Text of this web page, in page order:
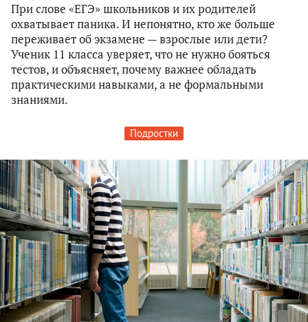
При слове «ЕГЭ» школьников и их родителей
охватывает паника. И непонятно, кто же больше
переживает об экзамене — взрослые или дети?
Ученик 11 класса уверяет, что не нужно бояться
тестов, и объясняет, почему важнее обладать
практическими навыками, а не формальными
знаниями.
Подростки